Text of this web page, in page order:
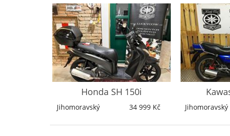
Honda SH 150i
Jihomoravský 34 999 Kč Jihomoravský